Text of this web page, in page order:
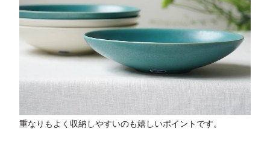
重なりもよく収納しやすいのも嬉しいポイントです。